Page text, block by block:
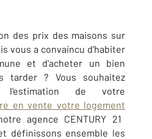
des prix des maisons sur
vous a convaincu d’habiter
et d'acheter un bien
tarder ? Vous souhaitez
l’estimation de votre
en vente votre logement
agence CENTURY 21
définissons ensemble les